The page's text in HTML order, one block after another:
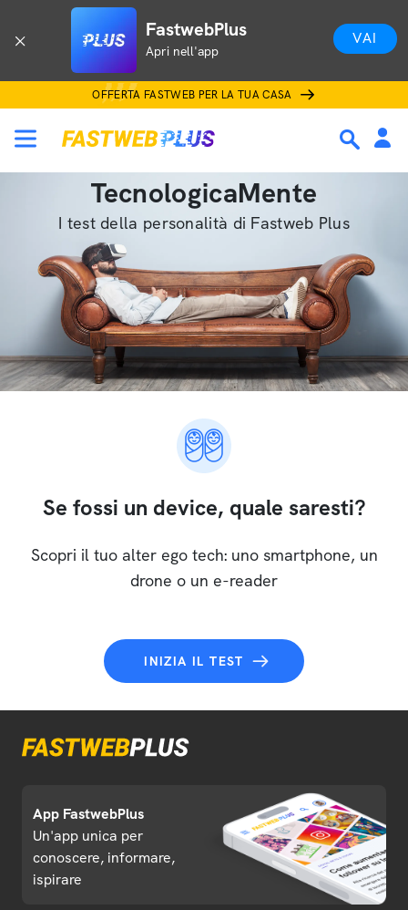
FastwebPlus
Apri nell'app
VAI
OFFERTA FASTWEB PER LA TUA CASA
TecnologicaMente
I test della personalità di Fastweb Plus
Se fossi un device, quale saresti?
Scopri il tuo alter ego tech: uno smartphone, un
drone o un e-reader
INIZIA IL TEST
App FastwebPlus
Un'app unica per
conoscere, informare,
ispirare